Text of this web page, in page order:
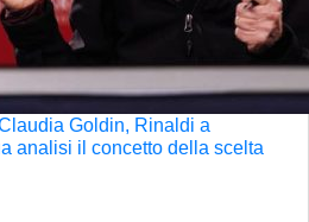
Goldin, Rinaldi a
analisi il concetto della scelta